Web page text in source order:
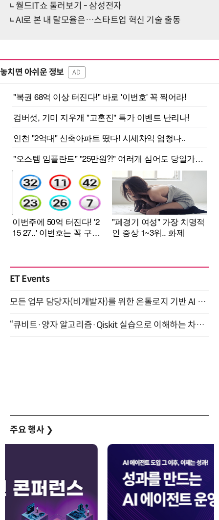
월드IT쇼 둘러보기 - 삼성전자
AI로 본 내 탈모율은…스타트업 혁신 기술 출동
놓치면 아쉬운 정보 AD
ET Events
모든 업무 담당자(비개발자)를 위한 온톨로지 기반 AI 지식체계 설계 1-day 워크숍 8월 20일 개최
“큐비트·양자 알고리즘·Qiskit 실습으로 이해하는 차세대 컴퓨팅” (8/28)
주요 행사 ❯